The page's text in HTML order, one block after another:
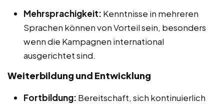
Mehrsprachigkeit: Kenntnisse in mehreren
Sprachen können von Vorteil sein, besonders
wenn die Kampagnen international
ausgerichtet sind.
Weiterbildung und Entwicklung
Fortbildung: Bereitschaft, sich kontinuierlich